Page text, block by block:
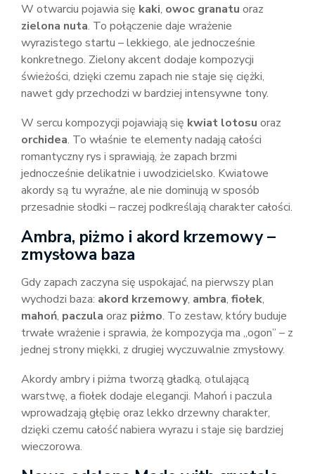
W otwarciu pojawia się kaki, owoc granatu oraz
zielona nuta. To połączenie daje wrażenie
wyrazistego startu – lekkiego, ale jednocześnie
konkretnego. Zielony akcent dodaje kompozycji
świeżości, dzięki czemu zapach nie staje się ciężki,
nawet gdy przechodzi w bardziej intensywne tony.
W sercu kompozycji pojawiają się kwiat lotosu oraz
orchidea. To właśnie te elementy nadają całości
romantyczny rys i sprawiają, że zapach brzmi
jednocześnie delikatnie i uwodzicielsko. Kwiatowe
akordy są tu wyraźne, ale nie dominują w sposób
przesadnie słodki – raczej podkreślają charakter całości.
Ambra, piżmo i akord krzemowy –
zmysłowa baza
Gdy zapach zaczyna się uspokajać, na pierwszy plan
wychodzi baza: akord krzemowy, ambra, fiołek,
mahoń, paczula oraz piżmo. To zestaw, który buduje
trwałe wrażenie i sprawia, że kompozycja ma „ogon” – z
jednej strony miękki, z drugiej wyczuwalnie zmysłowy.
Akordy ambry i piżma tworzą gładką, otulającą
warstwę, a fiołek dodaje elegancji. Mahoń i paczula
wprowadzają głębię oraz lekko drzewny charakter,
dzięki czemu całość nabiera wyrazu i staje się bardziej
wieczorowa.